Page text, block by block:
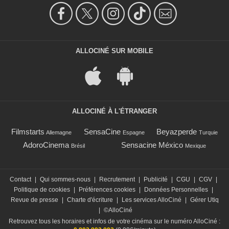
ALLOCINÉ SUR MOBILE
ALLOCINÉ À L'ÉTRANGER
Filmstarts Allemagne SensaCine Espagne Beyazperde Turquie
AdoroCinema Brésil Sensacine México Mexique
Contact Qui sommes-nous Recrutement Publicité CGU CGV
Politique de cookies
Préférences cookies Données Personnelles
Revue de presse
Charte d'écriture Les services AlloCiné
Gérer Utiq
©AlloCiné
Retrouvez tous les horaires et infos de votre cinéma sur le numéro AlloCiné :